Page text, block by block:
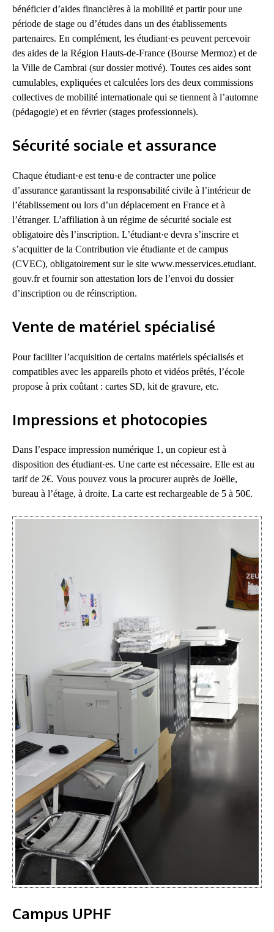
bénéficier d’aides financières à la mobilité et partir pour une
période de stage ou d’études dans un des établissements
partenaires. En complément, les étudiant·es peuvent percevoir
des aides de la Région Hauts-de-France (Bourse Mermoz) et de
la Ville de Cambrai (sur dossier motivé). Toutes ces aides sont
cumulables, expliquées et calculées lors des deux commissions
collectives de mobilité internationale qui se tiennent à l’automne
(pédagogie) et en février (stages professionnels).
Sécurité sociale et assurance
Chaque étudiant·e est tenu·e de contracter une police
d’assurance garantissant la responsabilité civile à l’intérieur de
l’établissement ou lors d’un déplacement en France et à
l’étranger. L’affiliation à un régime de sécurité sociale est
obligatoire dès l’inscription. L’étudiant·e devra s’inscrire et
s’acquitter de la Contribution vie étudiante et de campus
(CVEC), obligatoirement sur le site www.messervices.etudiant.
gouv.fr et fournir son attestation lors de l’envoi du dossier
d’inscription ou de réinscription.
Vente de matériel spécialisé
Pour faciliter l’acquisition de certains matériels spécialisés et
compatibles avec les appareils photo et vidéos prêtés, l’école
propose à prix coûtant : cartes SD, kit de gravure, etc.
Impressions et photocopies
Dans l’espace impression numérique 1, un copieur est à
disposition des étudiant·es. Une carte est nécessaire. Elle est au
tarif de 2€. Vous pouvez vous la procurer auprès de Joëlle,
bureau à l’étage, à droite. La carte est rechargeable de 5 à 50€.
Campus UPHF